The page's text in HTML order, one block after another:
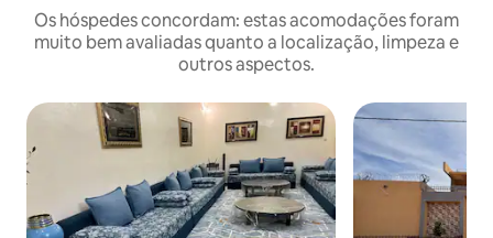
Os hóspedes concordam: estas acomodações foram
muito bem avaliadas quanto a localização, limpeza e
outros aspectos.